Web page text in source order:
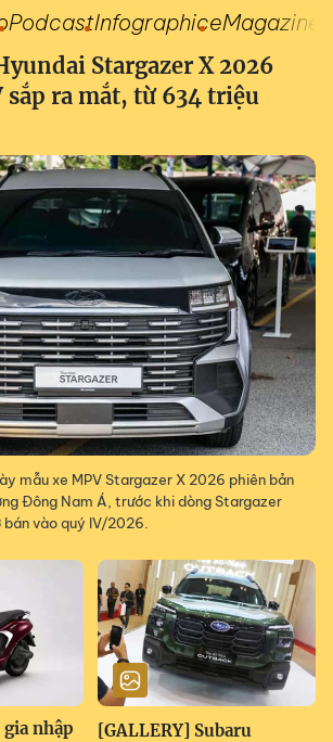
PodcastInfographiceMagazine
Stargazer X 2026
sắp ra mắt, từ 634 triệu
mẫu xe MPV Stargazer X 2026 phiên bản
Đông Nam Á, trước khi dòng Stargazer
vào quý IV/2026.
nhập
[GALLERY] Subaru